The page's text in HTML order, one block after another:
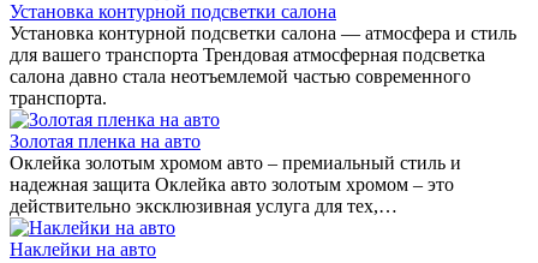
Установка контурной подсветки салона
Установка контурной подсветки салона — атмосфера и стиль
для вашего транспорта Трендовая атмосферная подсветка
салона давно стала неотъемлемой частью современного
транспорта.
Золотая пленка на авто
Оклейка золотым хромом авто – премиальный стиль и
надежная защита Оклейка авто золотым хромом – это
действительно эксклюзивная услуга для тех,…
Наклейки на авто